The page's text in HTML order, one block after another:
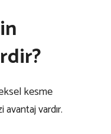
kesme
vardır.